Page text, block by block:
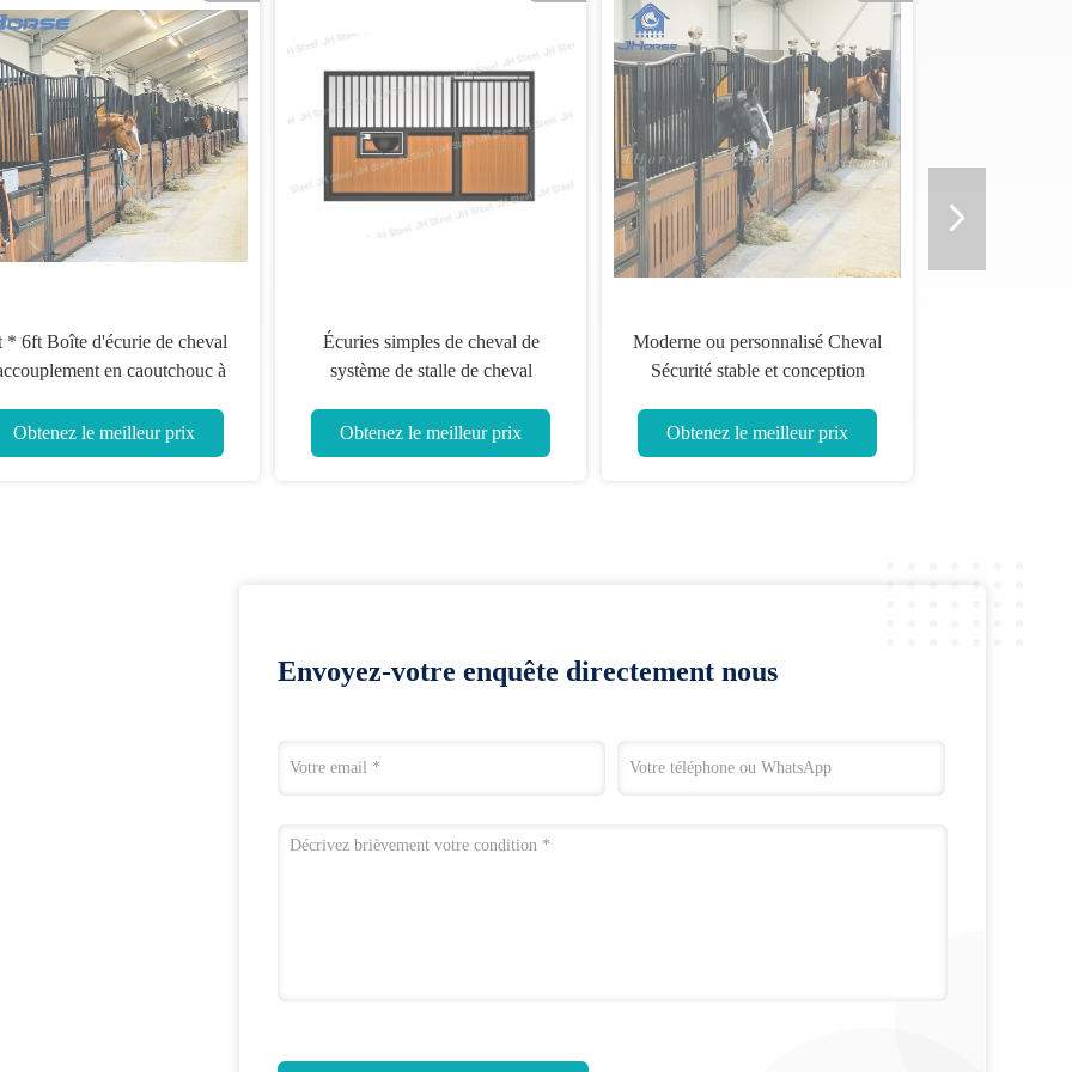
Un cheval solide, stable et durable
pour les besoins équestres
Obtenez le meilleur prix
Installation facile Tutoriel haute
durabilité Portable stable à cheval
Obtenez le meilleur prix
Envoyez-votre enquête directement nous